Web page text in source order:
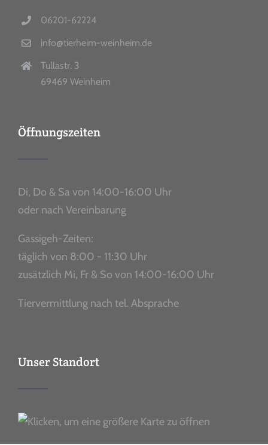
06201-62224
info@tierheim-weinheim.de
Tullastr. 3
69469 Weinheim
Öffnungszeiten
Di, Do & Sa von 14:00-16:00 Uhr
oder nach Vereinbarung
Gassigeh-Zeiten:
täglich von 8:00 - 11:30 Uhr
zusätzlich Mi, Fr & So von 14:00-16:00 Uhr
Tiervermittlung nach tel. Absprache
Unser Standort